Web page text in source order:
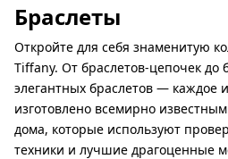
Браслеты
Откройте для себя знаменитую
Tiffany. От браслетов-цепочек до
элегантных браслетов — каждое
изготовлено всемирно
дома, которые используют
техники и лучшие драгоценные